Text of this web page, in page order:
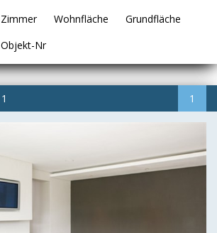
Zimmer
Wohnfläche
Grundfläche
Objekt-Nr
1 1